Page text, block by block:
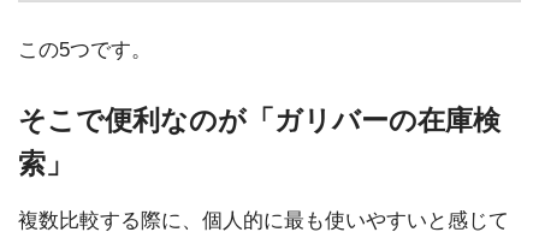
この5つです。
そこで便利なのが「ガリバーの在庫検
索」
複数比較する際に、個人的に最も使いやすいと感じて